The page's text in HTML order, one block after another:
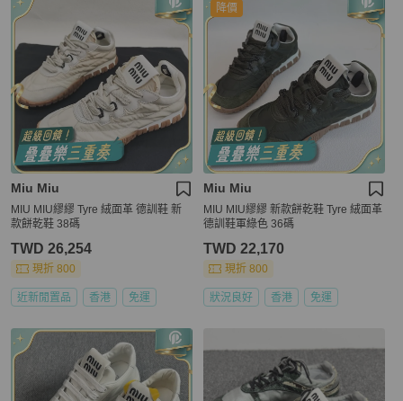
Miu Miu
MIU MIU繆繆 Tyre 絨面革 德訓鞋 新
款餅乾鞋 38碼
TWD 26,254
現折 800
近新閒置品 香港 免運
降價
Miu Miu
MIU MIU繆繆 新款餅乾鞋 Tyre 絨面革
德訓鞋軍綠色 36碼
TWD 22,170
現折 800
狀況良好 香港 免運